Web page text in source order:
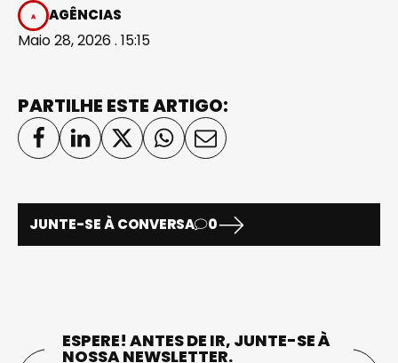
AGÊNCIAS
Maio 28, 2026 . 15:15
PARTILHE ESTE ARTIGO:
JUNTE-SE À CONVERSA 0
ESPERE! ANTES DE IR, JUNTE-SE À
NOSSA NEWSLETTER.